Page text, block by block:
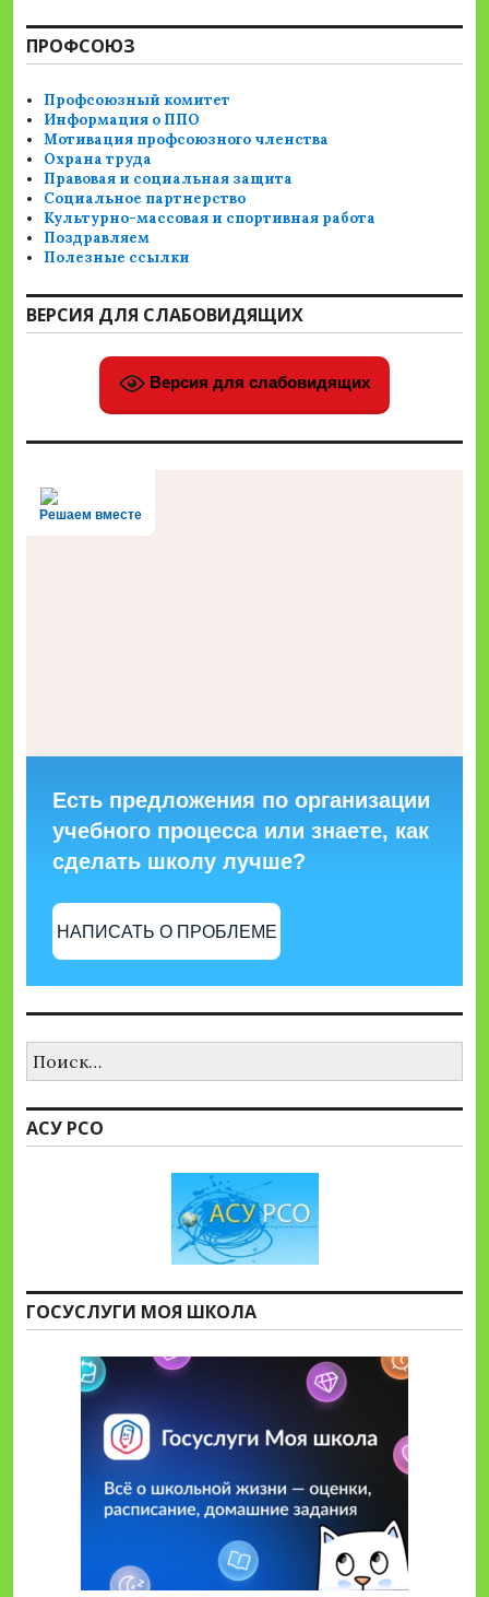
ПРОФСОЮЗ
Профсоюзный комитет
Информация о ППО
Мотивация профсоюзного членства
Охрана труда
Правовая и социальная защита
Социальное партнерство
Культурно-массовая и спортивная работа
Поздравляем
Полезные ссылки
ВЕРСИЯ ДЛЯ СЛАБОВИДЯЩИХ
Версия для слабовидящих
Решаем вместе
Есть предложения по организации
учебного процесса или знаете, как
сделать школу лучше?
НАПИСАТЬ О ПРОБЛЕМЕ
АСУ РСО
ГОСУСЛУГИ МОЯ ШКОЛА